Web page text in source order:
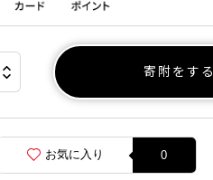
寄附をする
お気に入り 0